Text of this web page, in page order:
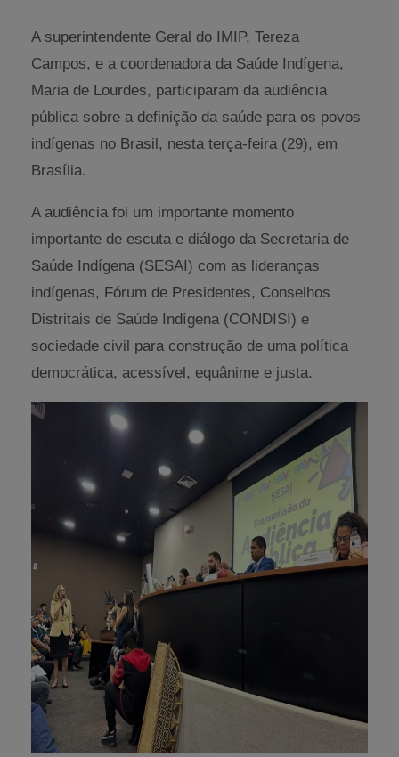
A superintendente Geral do IMIP, Tereza
Campos, e a coordenadora da Saúde Indígena,
Maria de Lourdes, participaram da audiência
pública sobre a definição da saúde para os povos
indígenas no Brasil, nesta terça-feira (29), em
Brasília.
A audiência foi um importante momento
importante de escuta e diálogo da Secretaria de
Saúde Indígena (SESAI) com as lideranças
indígenas, Fórum de Presidentes, Conselhos
Distritais de Saúde Indígena (CONDISI) e
sociedade civil para construção de uma política
democrática, acessível, equânime e justa.